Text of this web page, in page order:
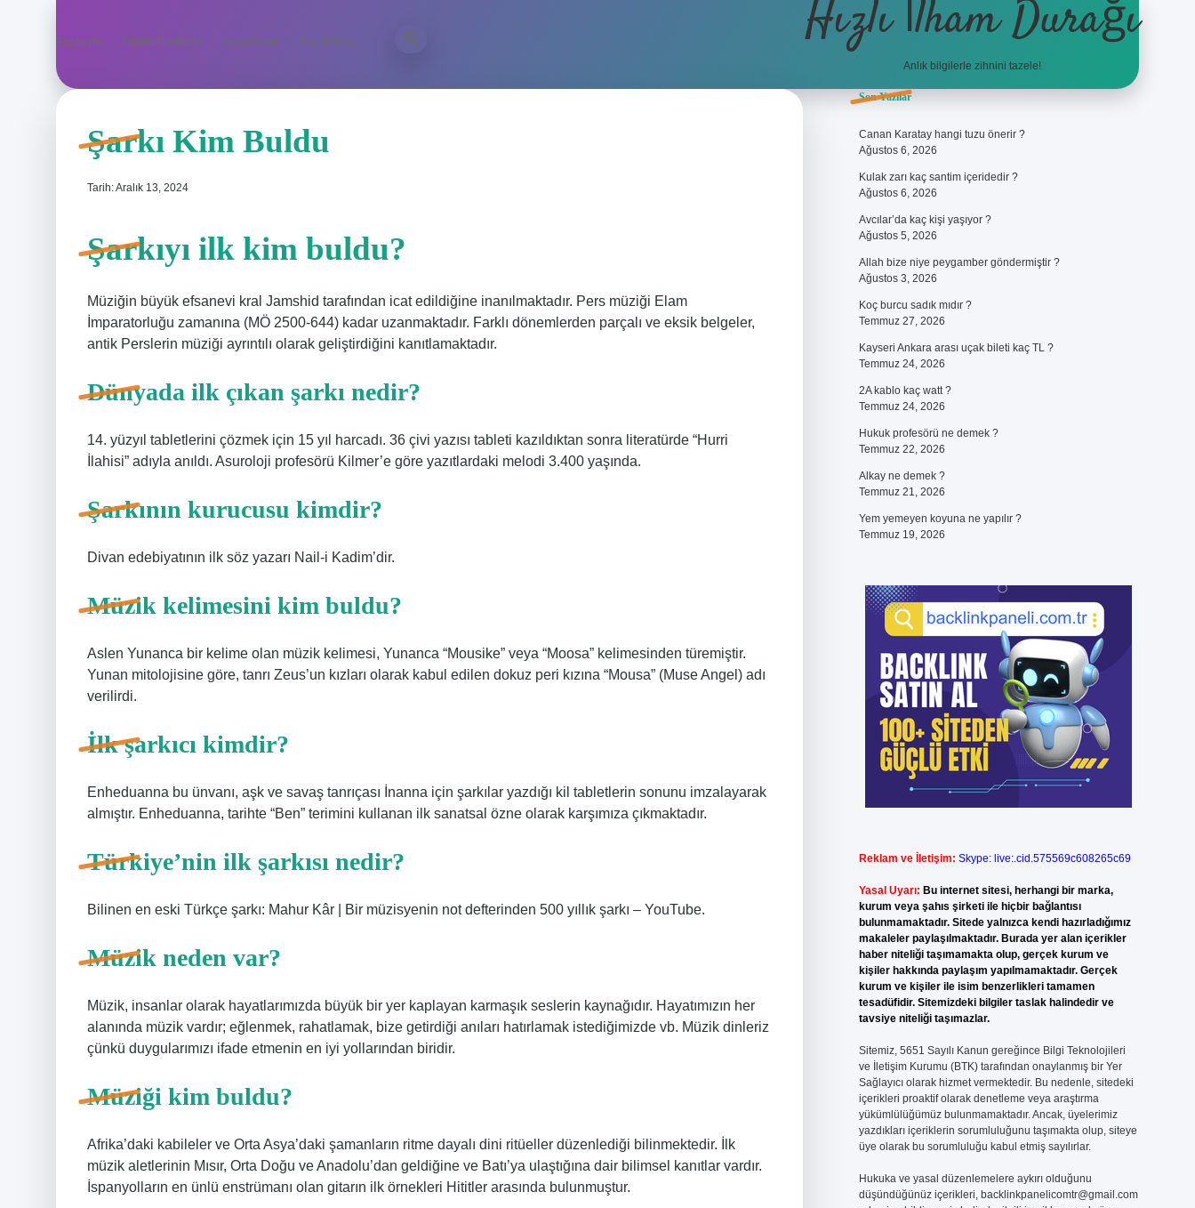
Anasayfa Gizlilik Politikası Yasal Uyarı Hakkımızda Hızlı İlham Durağı
Anlık bilgilerle zihnini tazele!
Şarkı Kim Buldu
Tarih: Aralık 13, 2024
Şarkıyı ilk kim buldu?
Müziğin büyük efsanevi kral Jamshid tarafından icat edildiğine inanılmaktadır. Pers müziği Elam
İmparatorluğu zamanına (MÖ 2500-644) kadar uzanmaktadır. Farklı dönemlerden parçalı ve eksik belgeler,
antik Perslerin müziği ayrıntılı olarak geliştirdiğini kanıtlamaktadır.
Dünyada ilk çıkan şarkı nedir?
14. yüzyıl tabletlerini çözmek için 15 yıl harcadı. 36 çivi yazısı tableti kazıldıktan sonra literatürde “Hurri
İlahisi” adıyla anıldı. Asuroloji profesörü Kilmer’e göre yazıtlardaki melodi 3.400 yaşında.
Şarkının kurucusu kimdir?
Divan edebiyatının ilk söz yazarı Nail-i Kadim’dir.
Müzik kelimesini kim buldu?
Aslen Yunanca bir kelime olan müzik kelimesi, Yunanca “Mousike” veya “Moosa” kelimesinden türemiştir.
Yunan mitolojisine göre, tanrı Zeus’un kızları olarak kabul edilen dokuz peri kızına “Mousa” (Muse Angel) adı
verilirdi.
İlk şarkıcı kimdir?
Enheduanna bu ünvanı, aşk ve savaş tanrıçası İnanna için şarkılar yazdığı kil tabletlerin sonunu imzalayarak
almıştır. Enheduanna, tarihte “Ben” terimini kullanan ilk sanatsal özne olarak karşımıza çıkmaktadır.
Türkiye’nin ilk şarkısı nedir?
Bilinen en eski Türkçe şarkı: Mahur Kâr | Bir müzisyenin not defterinden 500 yıllık şarkı – YouTube.
Müzik neden var?
Müzik, insanlar olarak hayatlarımızda büyük bir yer kaplayan karmaşık seslerin kaynağıdır. Hayatımızın her
alanında müzik vardır; eğlenmek, rahatlamak, bize getirdiği anıları hatırlamak istediğimizde vb. Müzik dinleriz
çünkü duygularımızı ifade etmenin en iyi yollarından biridir.
Müziği kim buldu?
Afrika’daki kabileler ve Orta Asya’daki şamanların ritme dayalı dini ritüeller düzenlediği bilinmektedir. İlk
müzik aletlerinin Mısır, Orta Doğu ve Anadolu’dan geldiğine ve Batı’ya ulaştığına dair bilimsel kanıtlar vardır.
İspanyolların en ünlü enstrümanı olan gitarın ilk örnekleri Hititler arasında bulunmuştur.
Sidebar
Son Yazılar
Canan Karatay hangi tuzu önerir ?
Ağustos 6, 2026
Kulak zarı kaç santim içeridedir ?
Ağustos 6, 2026
Avcılar’da kaç kişi yaşıyor ?
Ağustos 5, 2026
Allah bize niye peygamber göndermiştir ?
Ağustos 3, 2026
Koç burcu sadık mıdır ?
Temmuz 27, 2026
Kayseri Ankara arası uçak bileti kaç TL ?
Temmuz 24, 2026
2A kablo kaç watt ?
Temmuz 24, 2026
Hukuk profesörü ne demek ?
Temmuz 22, 2026
Alkay ne demek ?
Temmuz 21, 2026
Yem yemeyen koyuna ne yapılır ?
Temmuz 19, 2026
Reklam ve İletişim: Skype: live:.cid.575569c608265c69
Yasal Uyarı: Bu internet sitesi, herhangi bir marka,
kurum veya şahıs şirketi ile hiçbir bağlantısı
bulunmamaktadır. Sitede yalnızca kendi hazırladığımız
makaleler paylaşılmaktadır. Burada yer alan içerikler
haber niteliği taşımamakta olup, gerçek kurum ve
kişiler hakkında paylaşım yapılmamaktadır. Gerçek
kurum ve kişiler ile isim benzerlikleri tamamen
tesadüfidir. Sitemizdeki bilgiler taslak halindedir ve
tavsiye niteliği taşımazlar.
Sitemiz, 5651 Sayılı Kanun gereğince Bilgi Teknolojileri
ve İletişim Kurumu (BTK) tarafından onaylanmış bir Yer
Sağlayıcı olarak hizmet vermektedir. Bu nedenle, sitedeki
içerikleri proaktif olarak denetleme veya araştırma
yükümlülüğümüz bulunmamaktadır. Ancak, üyelerimiz
yazdıkları içeriklerin sorumluluğunu taşımakta olup, siteye
üye olarak bu sorumluluğu kabul etmiş sayılırlar.
Hukuka ve yasal düzenlemelere aykırı olduğunu
düşündüğünüz içerikleri, backlinkpanelicomtr@gmail.com